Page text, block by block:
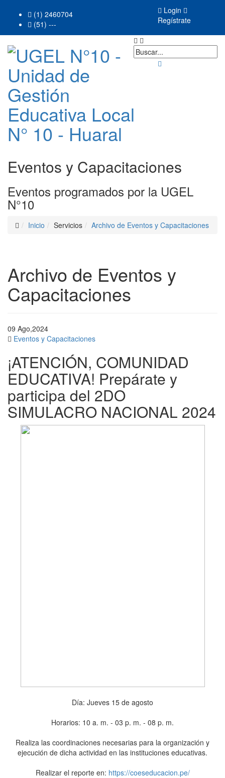
(1) 2460704
(51) ---
Login
Regístrate
Eventos y Capacitaciones
Eventos programados por la UGEL
N°10
Inicio Servicios Archivo de Eventos y Capacitaciones
Archivo de Eventos y
Capacitaciones
09 Ago,2024
Eventos y Capacitaciones
¡ATENCIÓN, COMUNIDAD
EDUCATIVA! Prepárate y
participa del 2DO
SIMULACRO NACIONAL 2024
Día: Jueves 15 de agosto
Horarios: 10 a. m. - 03 p. m. - 08 p. m.
Realiza las coordinaciones necesarias para la organización y
ejecución de dicha actividad en las instituciones educativas.
Realizar el reporte en: https://coeseducacion.pe/